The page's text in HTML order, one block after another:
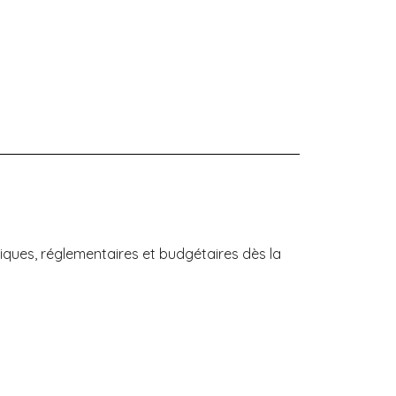
réglementaires et budgétaires dès la